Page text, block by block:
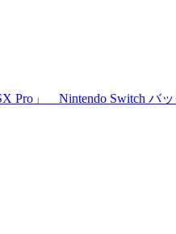
SX Pro」 Nintendo Switch バ